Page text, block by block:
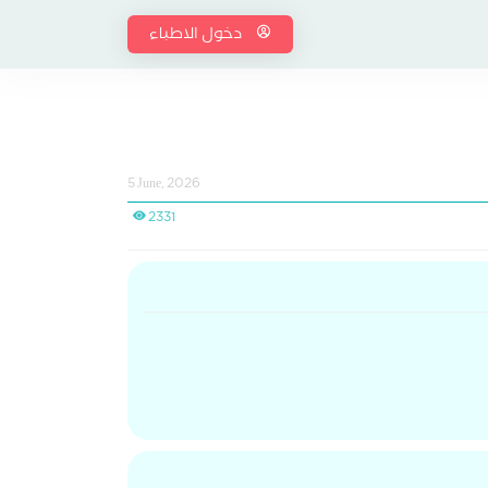
دخول الاطباء
5 June, 2026
2331